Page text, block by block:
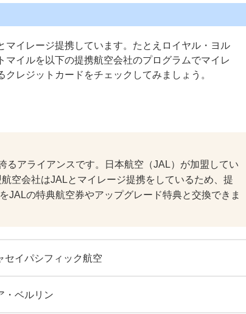
イレージ提携しています。たとえロイヤル・ヨル
イルを以下の提携航空会社のプログラムでマイレ
レジットカードをチェックしてみましょう。
るアライアンスです。日本航空（JAL）が加盟してい
空会社はJALとマイレージ提携をしているため、提
JALの特典航空券やアップグレード特典と交換できま
セイパシフィック航空
・ベルリン